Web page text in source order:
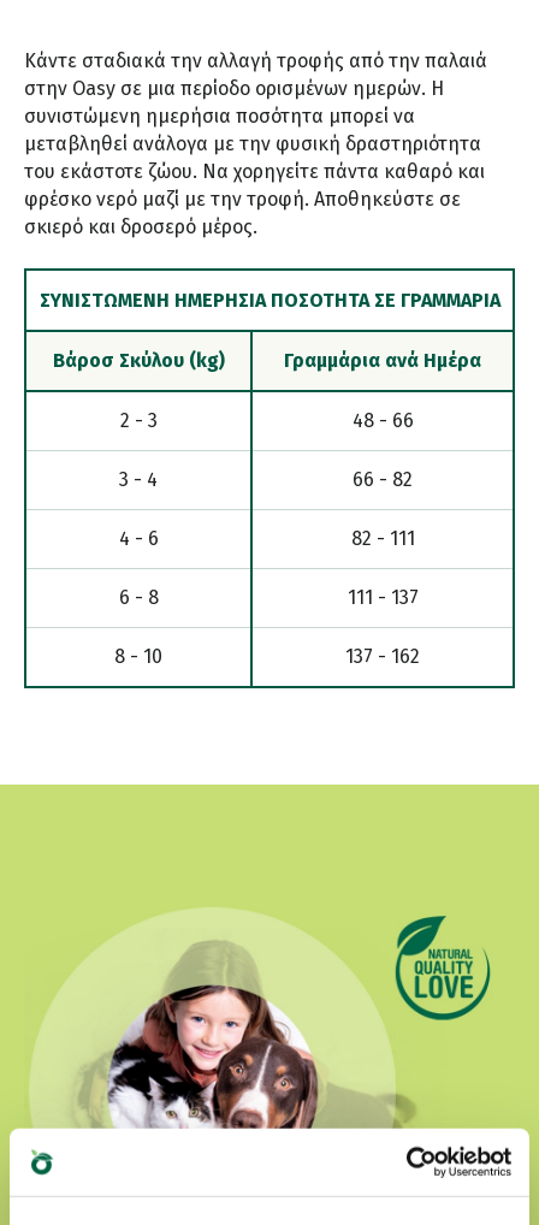
Κάντε σταδιακά την αλλαγή τροφής από την παλαιά
στην Oasy σε μια περίοδο ορισμένων ημερών. Η
συνιστώμενη ημερήσια ποσότητα μπορεί να
μεταβληθεί ανάλογα με την φυσική δραστηριότητα
του εκάστοτε ζώου. Να χορηγείτε πάντα καθαρό και
φρέσκο νερό μαζί με την τροφή. Αποθηκεύστε σε
σκιερό και δροσερό μέρος.
ΣΥΝΙΣΤΩΜΕΝΗ ΗΜΕΡΗΣΙΑ ΠΟΣΟΤΗΤΑ ΣΕ ΓΡΑΜΜΑΡΙΑ
Βάροσ Σκύλου (kg) Γραμμάρια ανά Ημέρα
2 - 3 48 - 66
3 - 4 66 - 82
4 - 6 82 - 111
6 - 8 111 - 137
8 - 10 137 - 162